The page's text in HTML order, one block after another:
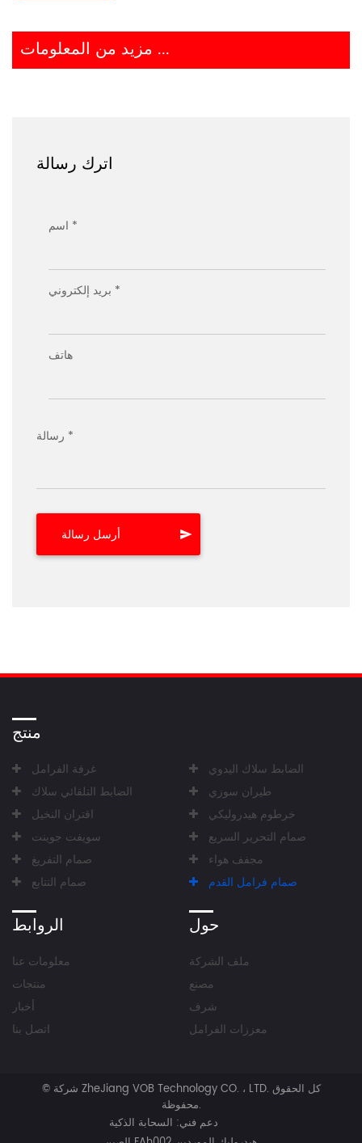
مزيد من المعلومات ...
اترك رسالة
اسم *
بريد إلكتروني *
هاتف
رسالة *
منتج
غرفة الفرامل
الضابط سلاك اليدوي
الضابط التلقائي سلاك
طيران سوزي
اقتران النخيل
خرطوم هيدروليكي
سويفت جوينت
صمام التحرير السريع
صمام التفريغ
مجفف هواء
صمام التتابع
صمام فرامل القدم
الروابط
معلومات عنا
منتجات
أخبار
اتصل بنا
حول
ملف الشركة
مصنع
شرف
معززات الفرامل
© شركة ZheJiang VOB Technology CO. ، LTD.
محفوظة.
دعم فني: السحابة الذكية